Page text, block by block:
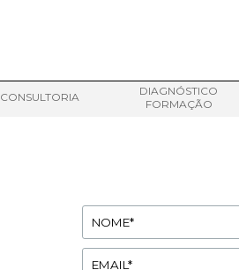
CONSULTORIA
DIAGNÓSTICO
FORMAÇÃO